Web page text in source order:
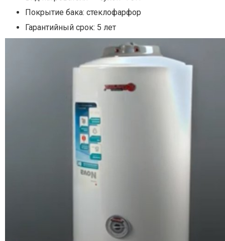
Покрытие бака: стеклофарфор
Гарантийный срок: 5 лет